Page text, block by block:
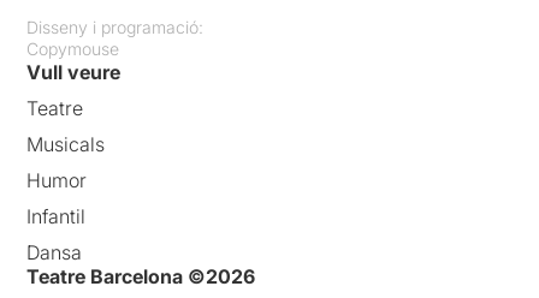
Disseny i programació:
Copymouse
Vull veure
Teatre
Musicals
Humor
Infantil
Dansa
Teatre Barcelona ©2026